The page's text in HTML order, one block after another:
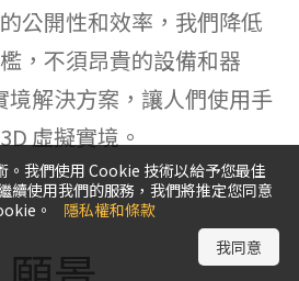
公開性和效率，我們降低
，不須昂貴的設備和器
境解決方案，讓人們使用手
虛擬實境。
。我們使用 Cookie 技術以給予您最佳
續使用我們的服務，我們將推定您同意
。
隱私權和條款
我同意